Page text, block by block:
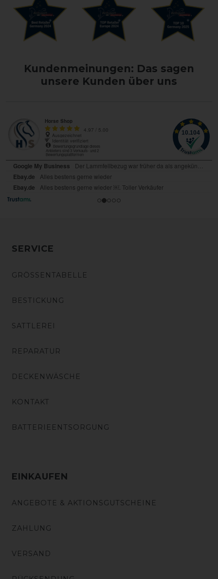
Kundenmeinungen: Das sagen
unsere Kunden über uns
SERVICE
GRÖSSENTABELLE
BESTICKUNG
SATTLEREI
REPARATUR
DECKENWÄSCHE
KONTAKT
BATTERIEENTSORGUNG
EINKAUFEN
ANGEBOTE & AKTIONSGUTSCHEINE
ZAHLUNG
VERSAND